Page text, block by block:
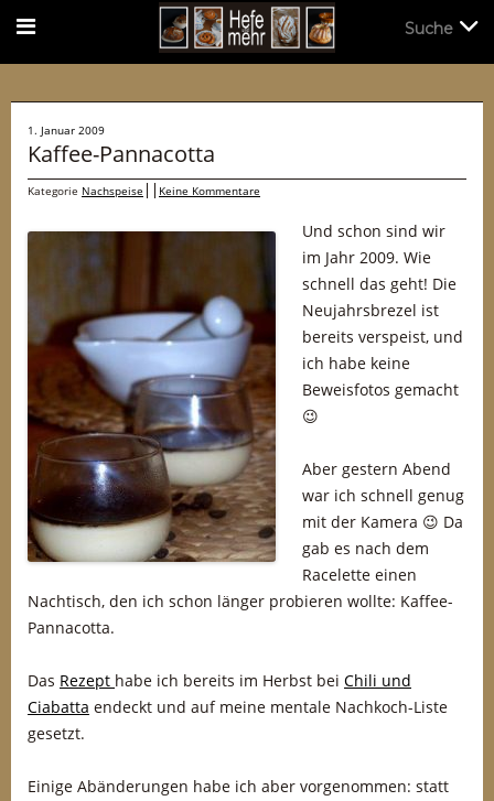
1. Januar 2009
Kaffee-Pannacotta
Kategorie Nachspeise Keine Kommentare
Und schon sind wir
im Jahr 2009. Wie
schnell das geht! Die
Neujahrsbrezel ist
bereits verspeist, und
ich habe keine
Beweisfotos gemacht
😉
Aber gestern Abend
war ich schnell genug
mit der Kamera 😉 Da
gab es nach dem
Racelette einen
Nachtisch, den ich schon länger probieren wollte: Kaffee-
Pannacotta.
Das Rezept habe ich bereits im Herbst bei Chili und
Ciabatta endeckt und auf meine mentale Nachkoch-Liste
gesetzt.
Einige Abänderungen habe ich aber vorgenommen: statt
Suche
Suche